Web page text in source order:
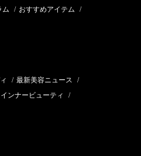
ム / おすすめアイテム /
/ 最新美容ニュース /
インナービューティ /